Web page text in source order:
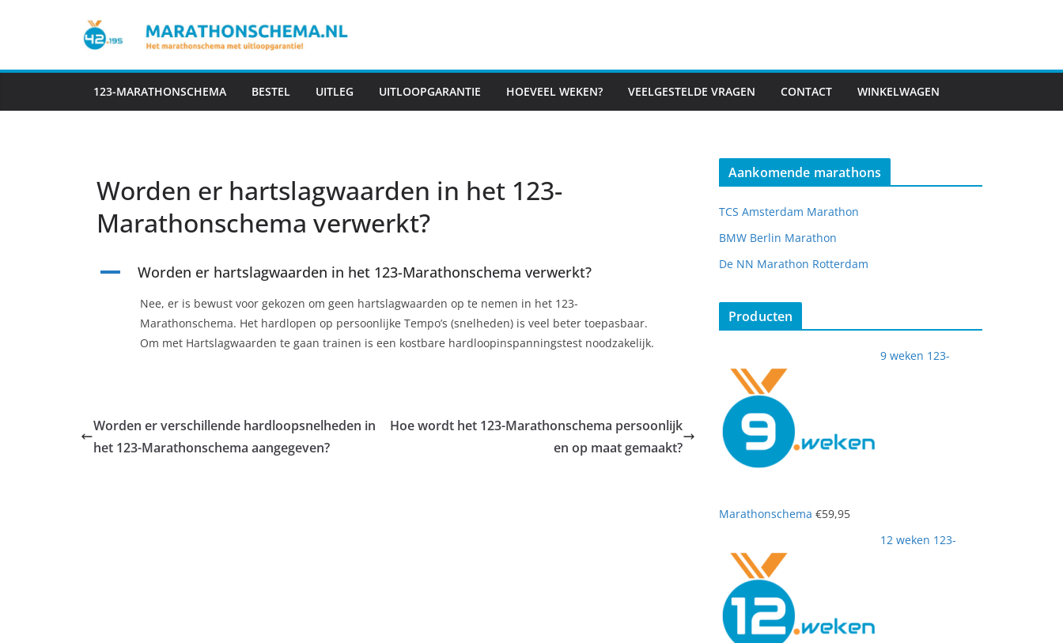
inhoud
123-MARATHONSCHEMA BESTEL UITLEG UITLOOPGARANTIE HOEVEEL WEKEN? VEELGESTELDE VRAGEN CONTACT WINKELWAGEN
Worden er hartslagwaarden in het 123-
Marathonschema verwerkt?
A Worden er hartslagwaarden in het 123-Marathonschema verwerkt?
Nee, er is bewust voor gekozen om geen hartslagwaarden op te nemen in het 123-
Marathonschema. Het hardlopen op persoonlijke Tempo’s (snelheden) is veel beter toepasbaar.
Om met Hartslagwaarden te gaan trainen is een kostbare hardloopinspanningstest noodzakelijk.
Worden er verschillende hardloopsnelheden in
het 123-Marathonschema aangegeven?
Hoe wordt het 123-Marathonschema persoonlijk
en op maat gemaakt?
Aankomende marathons
TCS Amsterdam Marathon
BMW Berlin Marathon
De NN Marathon Rotterdam
Producten
9 weken 123-
Marathonschema €59,95
12 weken 123-